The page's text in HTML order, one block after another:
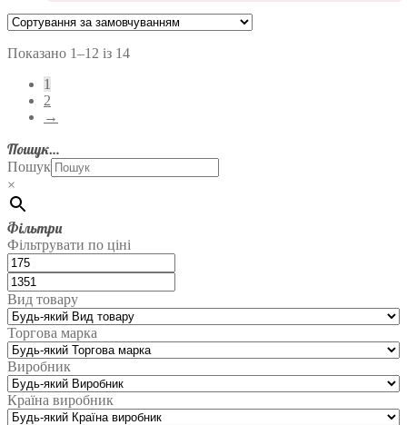
Показано 1–12 із 14
1
2
→
Пошук…
Пошук
×
Фільтри
Фільтрувати по ціні
Вид товару
Торгова марка
Виробник
Країна виробник